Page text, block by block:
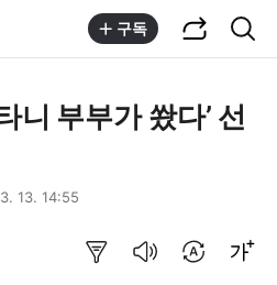
구독
니 부부가 쐈다’ 선
13. 14:55